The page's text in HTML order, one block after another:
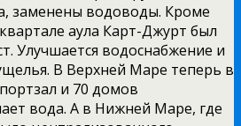
заменены водоводы. Кроме
аула Карт-Джурт был
Улучшается водоснабжение и
В Верхней Маре теперь в
и 70 домов
вода. А в Нижней Маре, где